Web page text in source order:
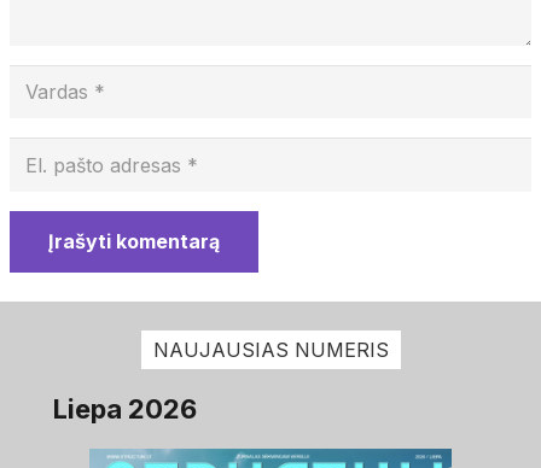
Įrašyti komentarą
NAUJAUSIAS NUMERIS
Liepa 2026